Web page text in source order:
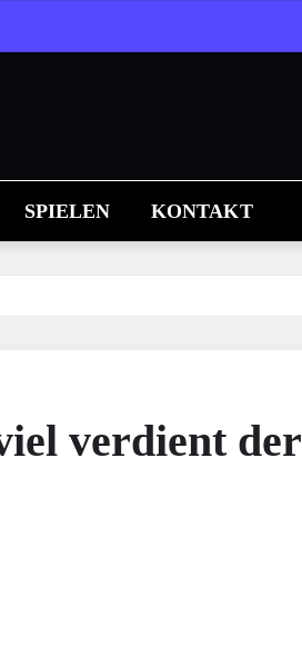
SPIELEN KONTAKT
verdient der